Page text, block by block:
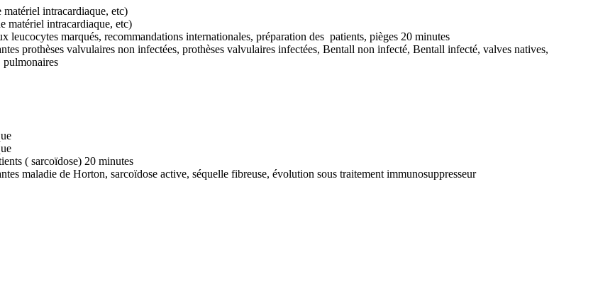
intracardiaque, etc)
matériel intracardiaque, etc)
marqués, recommandations internationales, préparation des patients, pièges 20 minutes
prothèses valvulaires non infectées, prothèses valvulaires infectées, Bentall non infecté, Bentall infecté, valves natives,
pulmonaires
( sarcoïdose) 20 minutes
maladie de Horton, sarcoïdose active, séquelle fibreuse, évolution sous traitement immunosuppresseur